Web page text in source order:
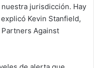
jurisdicción. Hay
Kevin Stanfield,
Against